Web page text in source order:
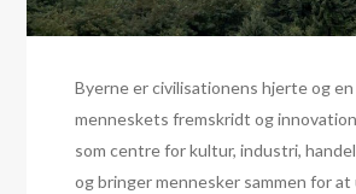
Byerne er civilisationens hjerte og
menneskets fremskridt og
som centre for kultur, industri,
og bringer mennesker sammen for at